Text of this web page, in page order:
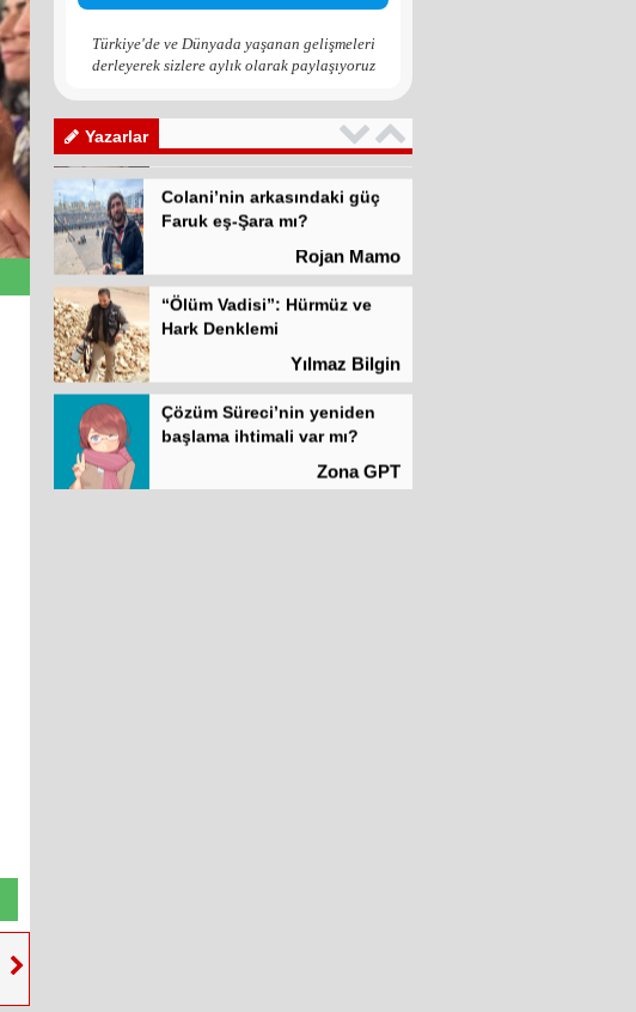
Türkiye'de ve Dünyada yaşanan gelişmeleri
derleyerek sizlere aylık olarak paylaşıyoruz
Yazarlar
Kadına şiddet “Devlet” eliyle
meşrulaştırılıyor
Atilla Yüceak
Colani’nin arkasındaki güç
Faruk eş-Şara mı?
“Ölüm Vadisi”: Hürmüz ve
Hark Denklemi
Çözüm Süreci’nin yeniden
başlama ihtimali var mı?